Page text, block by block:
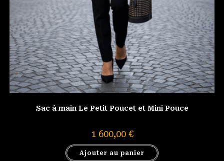
Sac à main Le Petit Poucet et Mini Pouce
1 600,00 €
Ajouter au panier